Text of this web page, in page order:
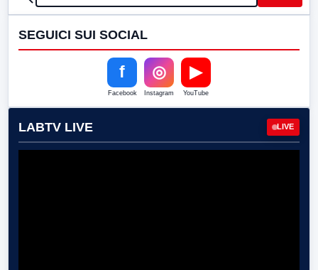
SEGUICI SUI SOCIAL
f
Facebook
◎
Instagram
▶
YouTube
LABTV LIVE LIVE